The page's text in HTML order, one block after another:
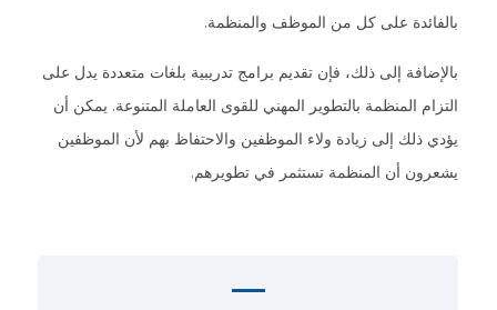
بالفائدة على كل من الموظف والمنظمة.
بالإضافة إلى ذلك، فإن تقديم برامج تدريبية بلغات متعددة يدل على
التزام المنظمة بالتطوير المهني للقوى العاملة المتنوعة. يمكن أن
يؤدي ذلك إلى زيادة ولاء الموظفين والاحتفاظ بهم لأن الموظفين
يشعرون أن المنظمة تستثمر في تطويرهم.